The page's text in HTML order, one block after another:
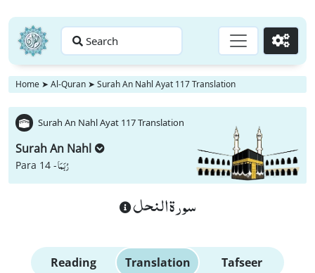
Search Go
Home ➤ Al-Quran ➤ Surah An Nahl Ayat 117 Translation
Surah An Nahl Ayat 117 Translation
Surah An Nahl
Para 14 -رُبَمَا
سورة النحل
Reading Translation Tafseer